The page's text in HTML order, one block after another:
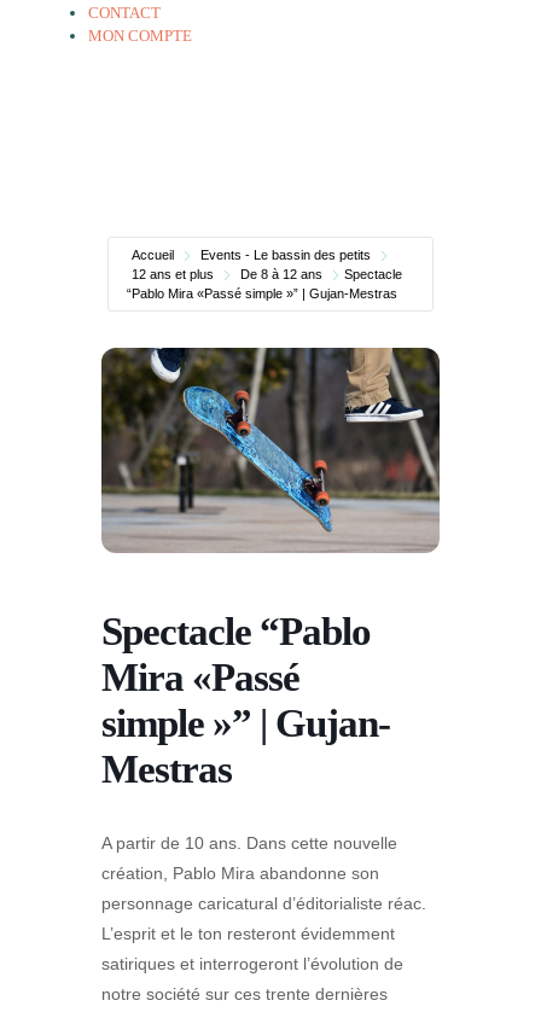
CONTACT
MON COMPTE
Accueil
Events - Le bassin des petits
12 ans et plus
De 8 à 12 ans
Spectacle
“Pablo Mira «Passé simple »” | Gujan-Mestras
Spectacle “Pablo
Mira «Passé
simple »” | Gujan-
Mestras
A partir de 10 ans. Dans cette nouvelle
création, Pablo Mira abandonne son
personnage caricatural d’éditorialiste réac.
L’esprit et le ton resteront évidemment
satiriques et interrogeront l’évolution de
notre société sur ces trente dernières